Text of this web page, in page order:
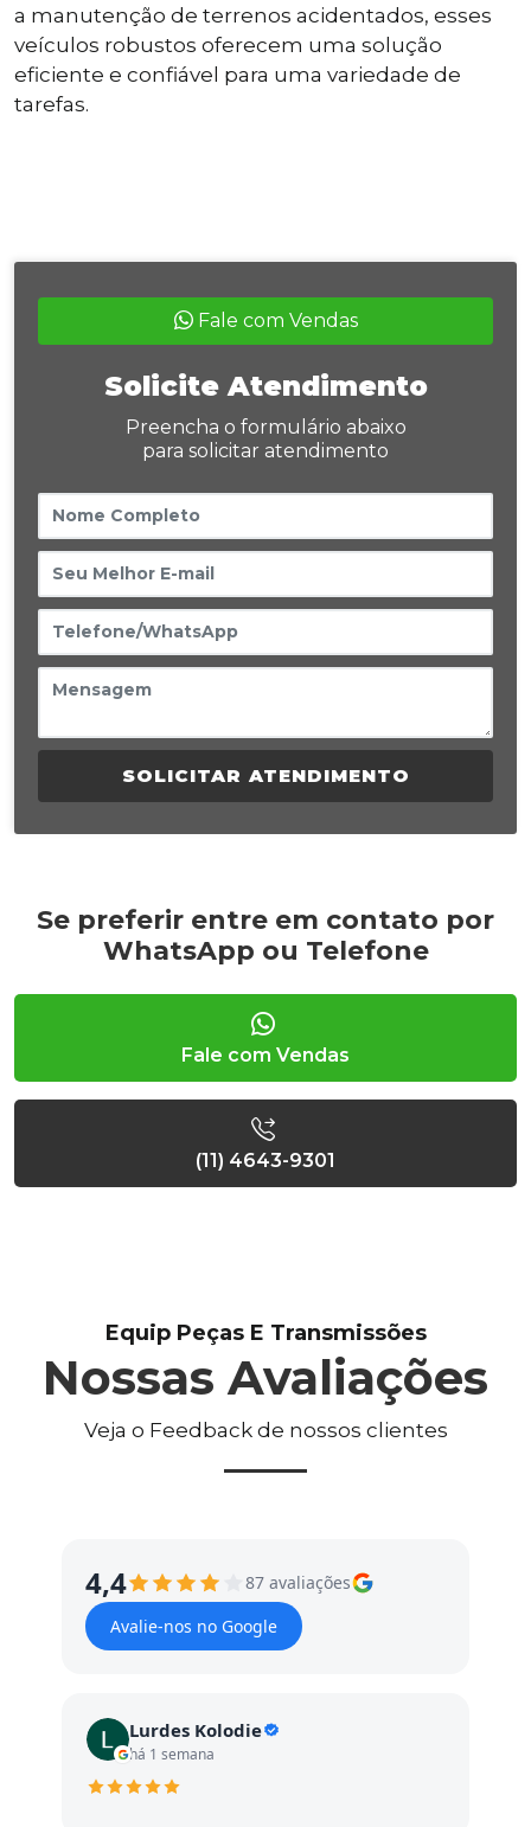
a manutenção de terrenos acidentados, esses
veículos robustos oferecem uma solução
eficiente e confiável para uma variedade de
tarefas.
Fale com Vendas
Solicite Atendimento
Preencha o formulário abaixo
para solicitar atendimento
SOLICITAR ATENDIMENTO
Se preferir entre em contato por
WhatsApp ou Telefone
Fale com Vendas
(11) 4643-9301
Equip Peças E Transmissões
Nossas Avaliações
Veja o Feedback de nossos clientes
4,4
87 avaliações
Avalie-nos no Google
Lurdes Kolodie
há 1 semana